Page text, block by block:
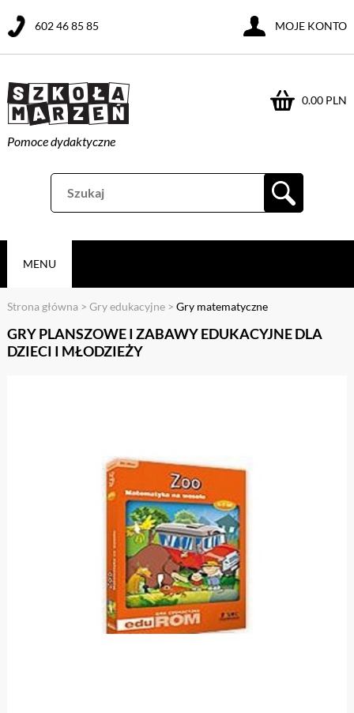
Pomoce dydaktyczne
0.00 PLN
602 46 85 85 MOJE KONTO
MENU
Strona główna > Gry edukacyjne> Gry matematyczne
GRY PLANSZOWE I ZABAWY EDUKACYJNE DLA
DZIECI I MŁODZIEŻY